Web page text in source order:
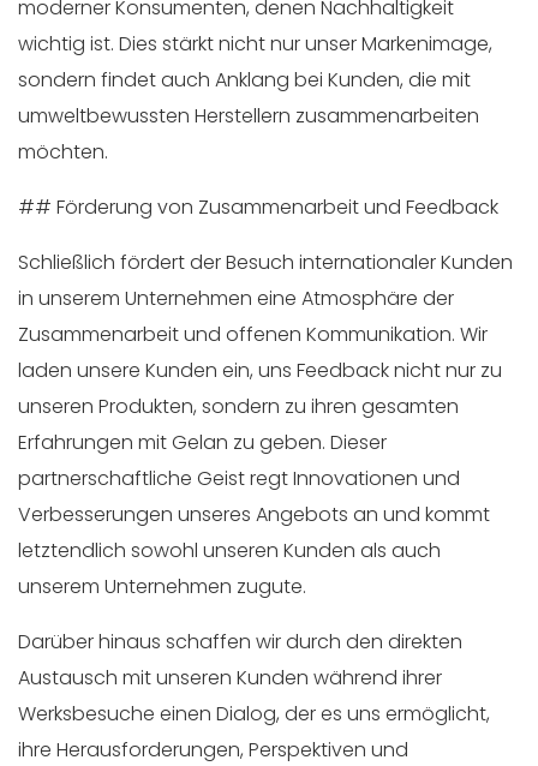
moderner Konsumenten, denen Nachhaltigkeit
wichtig ist. Dies stärkt nicht nur unser Markenimage,
sondern findet auch Anklang bei Kunden, die mit
umweltbewussten Herstellern zusammenarbeiten
möchten.
## Förderung von Zusammenarbeit und Feedback
Schließlich fördert der Besuch internationaler Kunden
in unserem Unternehmen eine Atmosphäre der
Zusammenarbeit und offenen Kommunikation. Wir
laden unsere Kunden ein, uns Feedback nicht nur zu
unseren Produkten, sondern zu ihren gesamten
Erfahrungen mit Gelan zu geben. Dieser
partnerschaftliche Geist regt Innovationen und
Verbesserungen unseres Angebots an und kommt
letztendlich sowohl unseren Kunden als auch
unserem Unternehmen zugute.
Darüber hinaus schaffen wir durch den direkten
Austausch mit unseren Kunden während ihrer
Werksbesuche einen Dialog, der es uns ermöglicht,
ihre Herausforderungen, Perspektiven und